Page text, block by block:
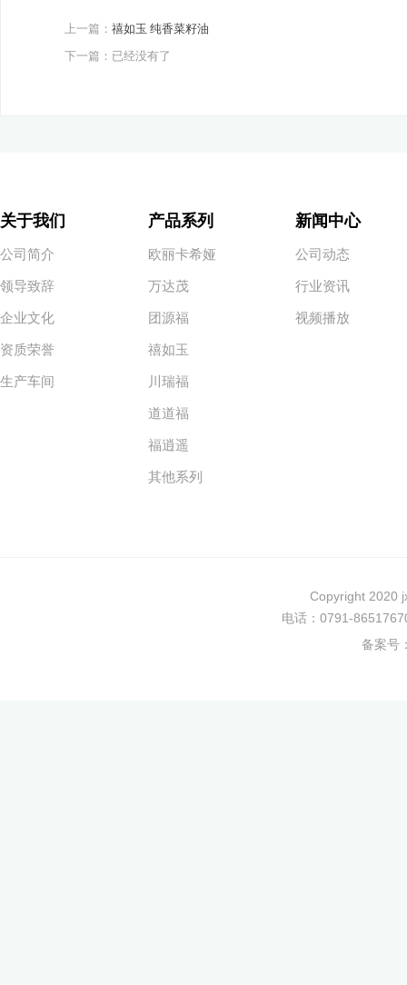
上一篇： 禧如玉 纯香菜籽油
下一篇：已经没有了
关于我们
公司简介
领导致辞
企业文化
资质荣誉
生产车间
产品系列
欧丽卡希娅
万达茂
团源福
禧如玉
川瑞福
道道福
福逍遥
其他系列
新闻中心
公司动态
行业资讯
视频播放
Copyright 2020
电话：0791-
备案号